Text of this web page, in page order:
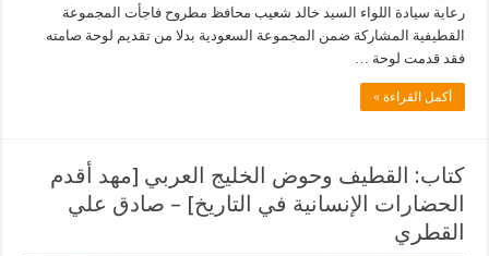
رعاية سيادة اللواء السيد خالد شعيب محافظ مطروح فاجأت المجموعة
القطيفية المشاركة ضمن المجموعة السعودية بدلا من تقديم لوحة صامته
فقد قدمت لوحة …
أكمل القراءة »
كتاب: القطيف وحوض الخليج العربي [مهد أقدم
الحضارات الإنسانية في التاريخ] – صادق علي
القطري